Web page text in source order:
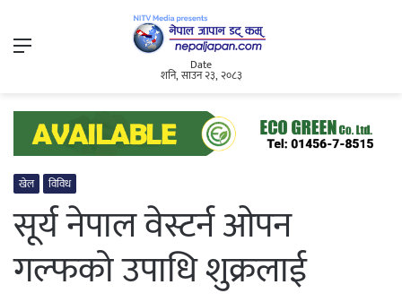
Menu
Date
शनि, साउन २३, २०८३
खेल विविध
सूर्य नेपाल वेस्टर्न ओपन
गल्फको उपाधि शुक्रलाई